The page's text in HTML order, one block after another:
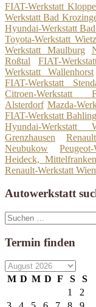
FIAT-Werkstatt
Werkstatt Bad
Hyundai-Werkstatt
Toyota-Werkstatt
Werkstatt Maulburg
Roßtal
FIAT-
Werkstatt Wallenhorst
FIAT-Werkstatt
Citroen-Werkstatt
Alsterdorf Mazda-
FIAT-Werkstatt
Hyundai-Werkstatt
Grenzhausen
Neubukow
Heideck, Mittelfranken
Renault-Werkstatt
Autowerkstatt
Suche
nach:
Termin finden
M D M D F S
S
1
2